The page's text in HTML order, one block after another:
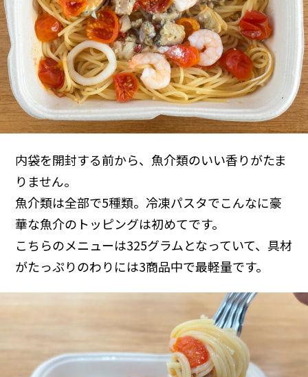
内袋を開封する前から、魚介類のいい香りがたま
りません。
魚介類は全部で5種類。冷凍パスタでこんなに豪
華な魚介のトッピングは初めてです。
こちらのメニューは325グラムとなっていて、具材
がたっぷりのわりには3商品中で最軽量です。